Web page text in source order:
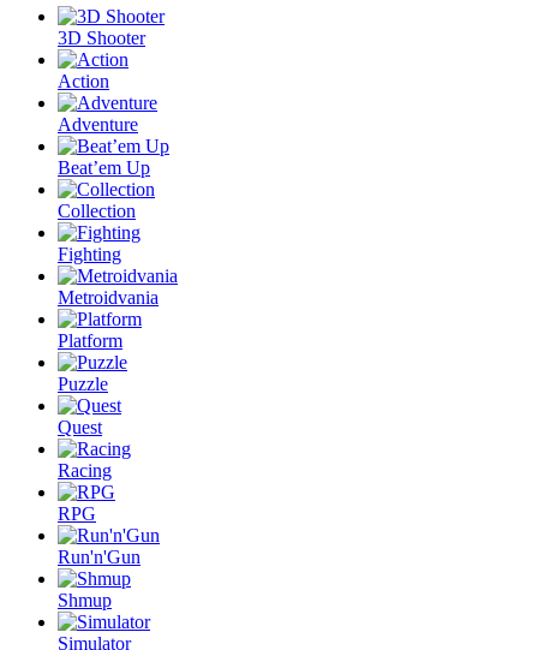
3D Shooter
Action
Adventure
Beat’em Up
Collection
Fighting
Metroidvania
Platform
Puzzle
Quest
Racing
RPG
Run'n'Gun
Shmup
Simulator